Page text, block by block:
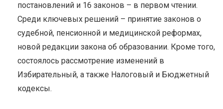
постановлений и 16 законов – в первом чтении.
Среди ключевых решений – принятие законов о
судебной, пенсионной и медицинской реформах,
новой редакции закона об образовании. Кроме того,
состоялось рассмотрение изменений в
Избирательный, а также Налоговый и Бюджетный
кодексы.